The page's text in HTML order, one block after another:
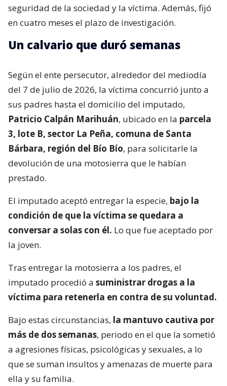
seguridad de la sociedad y la víctima. Además, fijó
en cuatro meses el plazo de investigación.
Un calvario que duró semanas
Según el ente persecutor, alrededor del mediodía
del 7 de julio de 2026, la víctima concurrió junto a
sus padres hasta el domicilio del imputado,
Patricio Calpán Marihuán, ubicado en la parcela
3, lote B, sector La Peña, comuna de Santa
Bárbara, región del Bío Bío, para solicitarle la
devolución de una motosierra que le habían
prestado.
El imputado aceptó entregar la especie, bajo la
condición de que la víctima se quedara a
conversar a solas con él. Lo que fue aceptado por
la joven.
Tras entregar la motosierra a los padres, el
imputado procedió a suministrar drogas a la
víctima para retenerla en contra de su voluntad.
Bajo estas circunstancias, la mantuvo cautiva por
más de dos semanas, periodo en el que la sometió
a agresiones físicas, psicológicas y sexuales, a lo
que se suman insultos y amenazas de muerte para
ella y su familia.